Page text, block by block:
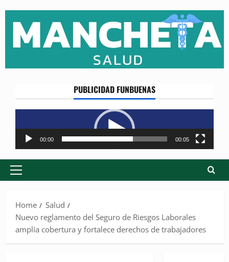
content
PUBLICIDAD FUNBUENAS
Reproductor
de
vídeo
00:00 00:05
Primary
Home
Salud
Nuevo reglamento del Seguro de Riesgos Laborales
amplía cobertura y fortalece derechos de trabajadores